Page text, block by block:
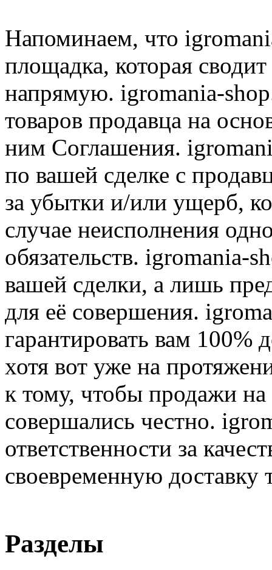
Напоминаем, что
площадка, которая
напрямую. igromania-
товаров продавца на
ним Соглашения.
по вашей сделке с
за убытки и/или ущерб,
случае неисполнения
обязательств. igromania-
вашей сделки, а лишь
для её совершения.
гарантировать вам 100%
хотя вот уже на
к тому, чтобы продажи
совершались честно.
ответственности за
своевременную доставку
Разделы